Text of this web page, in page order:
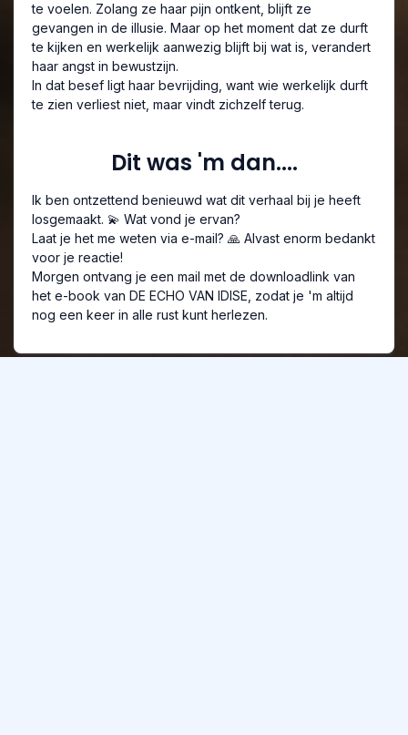
te voelen. Zolang ze haar pijn ontkent, blijft ze
gevangen in de illusie. Maar op het moment dat ze durft
te kijken en werkelijk aanwezig blijft bij wat is, verandert
haar angst in bewustzijn.
In dat besef ligt haar bevrijding, want wie werkelijk durft
te zien verliest niet, maar vindt zichzelf terug.
Dit was 'm dan....
Ik ben ontzettend benieuwd wat dit verhaal bij je heeft
losgemaakt. 💫 Wat vond je ervan?
Laat je het me weten via e-mail? 🙏 Alvast enorm bedankt
voor je reactie!
Morgen ontvang je een mail met de downloadlink van
het e-book van DE ECHO VAN IDISE, zodat je 'm altijd
nog een keer in alle rust kunt herlezen.